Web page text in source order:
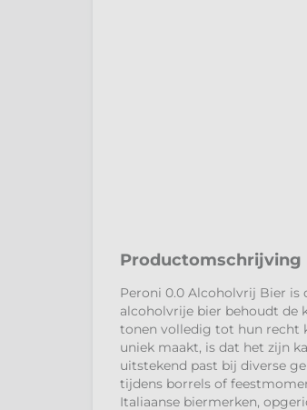
Productomschrijving
Peroni 0.0 Alcoholvrij Bier is
alcoholvrije bier behoudt de
tonen volledig tot hun recht
uniek maakt, is dat het zijn
uitstekend past bij diverse
tijdens borrels of
Italiaanse biermerken,